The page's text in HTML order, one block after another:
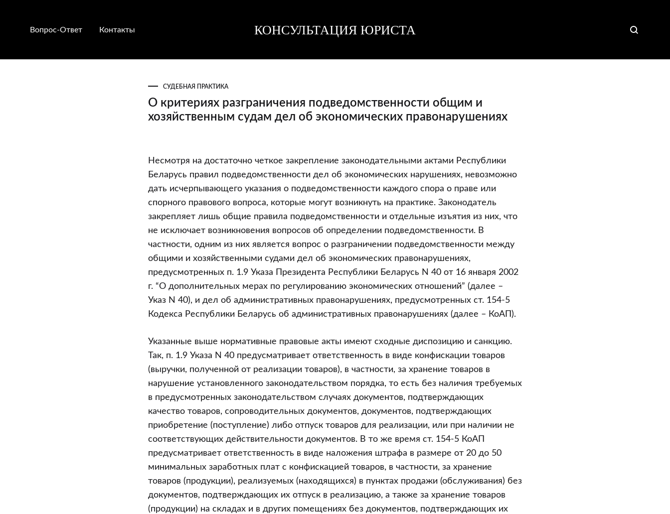
Вопрос-Ответ Контакты КОНСУЛЬТАЦИЯ ЮРИСТА
юриста
юриста
СУДЕБНАЯ ПРАКТИКА
О критериях разграничения подведомственности общим и
хозяйственным судам дел об экономических правонарушениях
О
критериях
разграничения
подведомственности
общим
и
хозяйственным
судам
дел
об
экономических
правонарушениях
Несмотря на достаточно четкое закрепление законодательными актами Республики
Беларусь правил подведомственности дел об экономических нарушениях, невозможно
дать исчерпывающего указания о подведомственности каждого спора о праве или
спорного правового вопроса, которые могут возникнуть на практике. Законодатель
закрепляет лишь общие правила подведомственности и отдельные изъятия из них, что
не исключает возникновения вопросов об определении подведомственности. В
частности, одним из них является вопрос о разграничении подведомственности между
общими и хозяйственными судами дел об экономических правонарушениях,
предусмотренных п. 1.9 Указа Президента Республики Беларусь N 40 от 16 января 2002
г. “О дополнительных мерах по регулированию экономических отношений” (далее –
Указ N 40), и дел об административных правонарушениях, предусмотренных ст. 154-5
Кодекса Республики Беларусь об административных правонарушениях (далее – КоАП).
Указанные выше нормативные правовые акты имеют сходные диспозицию и санкцию.
Так, п. 1.9 Указа N 40 предусматривает ответственность в виде конфискации товаров
(выручки, полученной от реализации товаров), в частности, за хранение товаров в
нарушение установленного законодательством порядка, то есть без наличия требуемых
в предусмотренных законодательством случаях документов, подтверждающих
качество товаров, сопроводительных документов, документов, подтверждающих
приобретение (поступление) либо отпуск товаров для реализации, или при наличии не
соответствующих действительности документов. В то же время ст. 154-5 КоАП
предусматривает ответственность в виде наложения штрафа в размере от 20 до 50
минимальных заработных плат с конфискацией товаров, в частности, за хранение
товаров (продукции), реализуемых (находящихся) в пунктах продажи (обслуживания) без
документов, подтверждающих их отпуск в реализацию, а также за хранение товаров
(продукции) на складах и в других помещениях без документов, подтверждающих их